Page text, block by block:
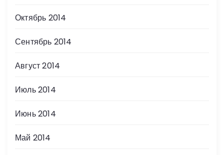
Октябрь 2014
Сентябрь 2014
Август 2014
Июль 2014
Июнь 2014
Май 2014